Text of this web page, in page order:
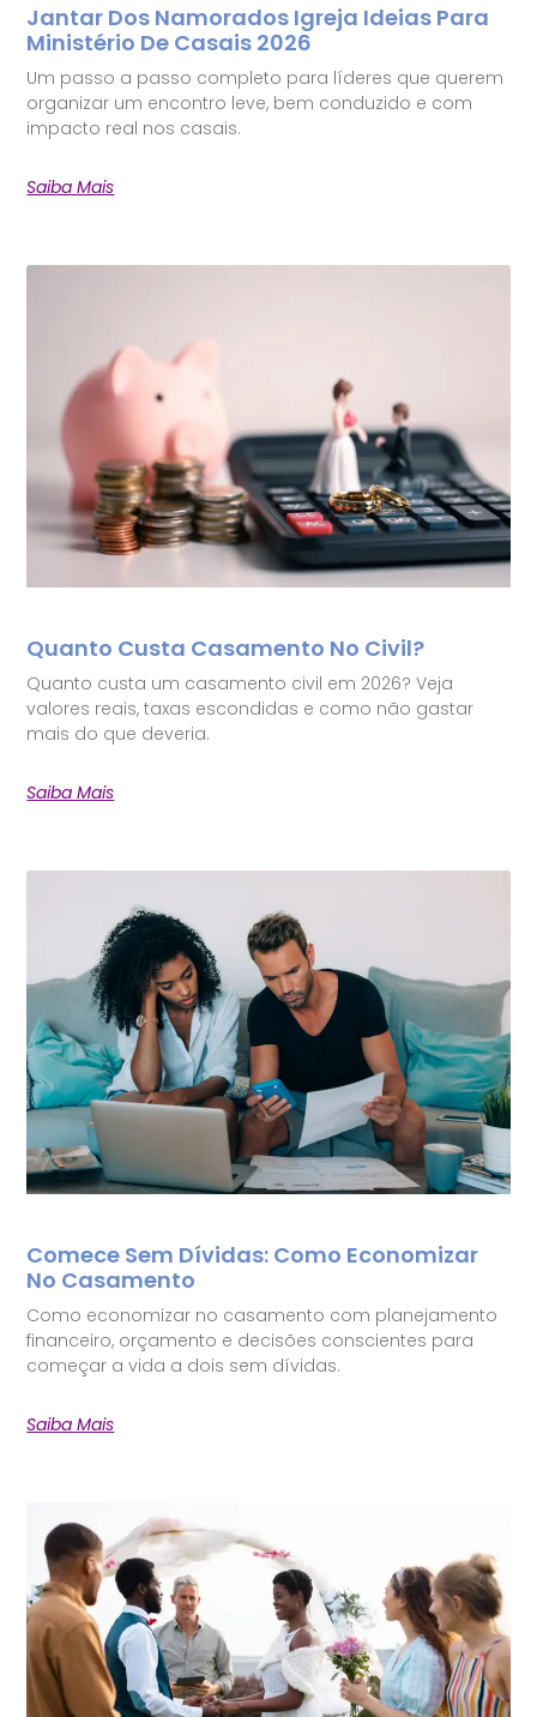
Jantar Dos Namorados Igreja Ideias Para
Ministério De Casais 2026
Um passo a passo completo para líderes que querem
organizar um encontro leve, bem conduzido e com
impacto real nos casais.
Saiba Mais
Quanto Custa Casamento No Civil?
Quanto custa um casamento civil em 2026? Veja
valores reais, taxas escondidas e como não gastar
mais do que deveria.
Saiba Mais
Comece Sem Dívidas: Como Economizar
No Casamento
Como economizar no casamento com planejamento
financeiro, orçamento e decisões conscientes para
começar a vida a dois sem dívidas.
Saiba Mais